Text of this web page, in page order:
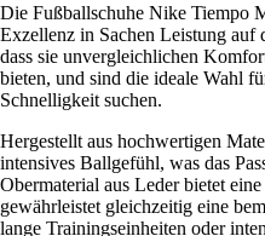
Die Fußballschuhe Nike Tiempo
Exzellenz in Sachen Leistung auf
dass sie unvergleichlichen
bieten, und sind die ideale Wahl
Schnelligkeit suchen.
Hergestellt aus hochwertigen
intensives Ballgefühl, was das
Obermaterial aus Leder bietet
gewährleistet gleichzeitig eine
lange Trainingseinheiten oder